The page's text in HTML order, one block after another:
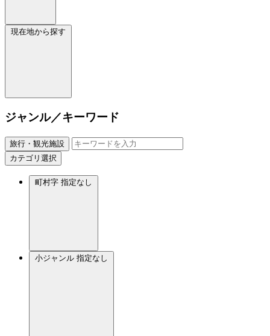
現在地から探す
ジャンル／キーワード
旅行・観光施設
カテゴリ選択
町村字 指定なし
小ジャンル 指定なし